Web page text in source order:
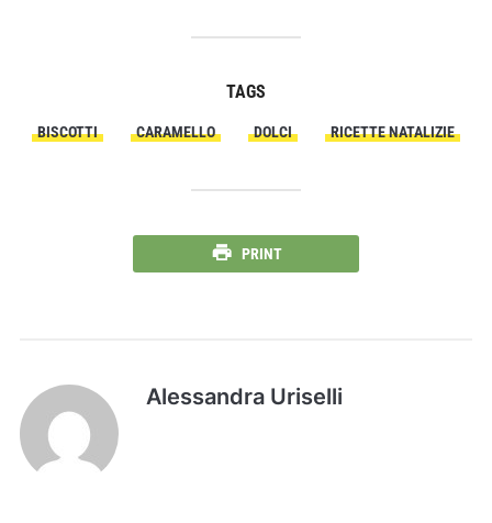
TAGS
BISCOTTI CARAMELLO DOLCI RICETTE NATALIZIE
PRINT
Alessandra Uriselli